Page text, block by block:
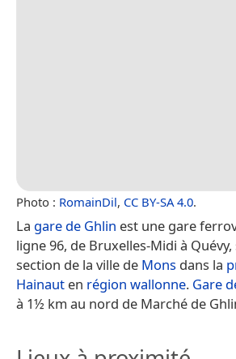
Photo : RomainDil, CC BY-SA 4.0.
La gare de Ghlin est une gare
ligne 96, de Bruxelles-Midi à Quévy,
section de la ville de Mons dans la
Hainaut en région wallonne. Gare
à 1½ km au nord de Marché de